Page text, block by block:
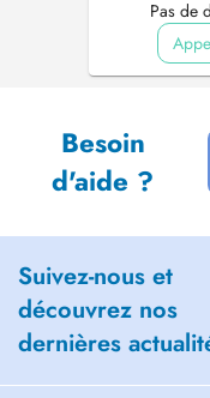
Pas de
Besoin
d'aide ?
Suivez-nous et
découvrez nos
dernières